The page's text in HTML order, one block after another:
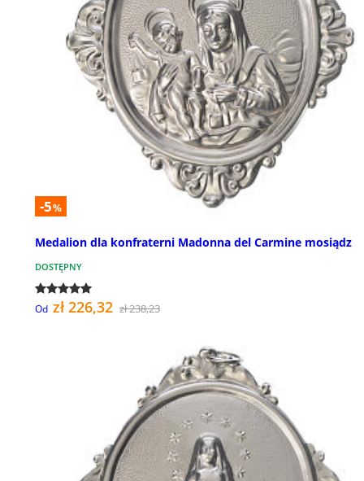
-5%
Medalion dla konfraterni Madonna del Carmine mosiądz
DOSTĘPNY
Od zł 226,32 zł 238,23